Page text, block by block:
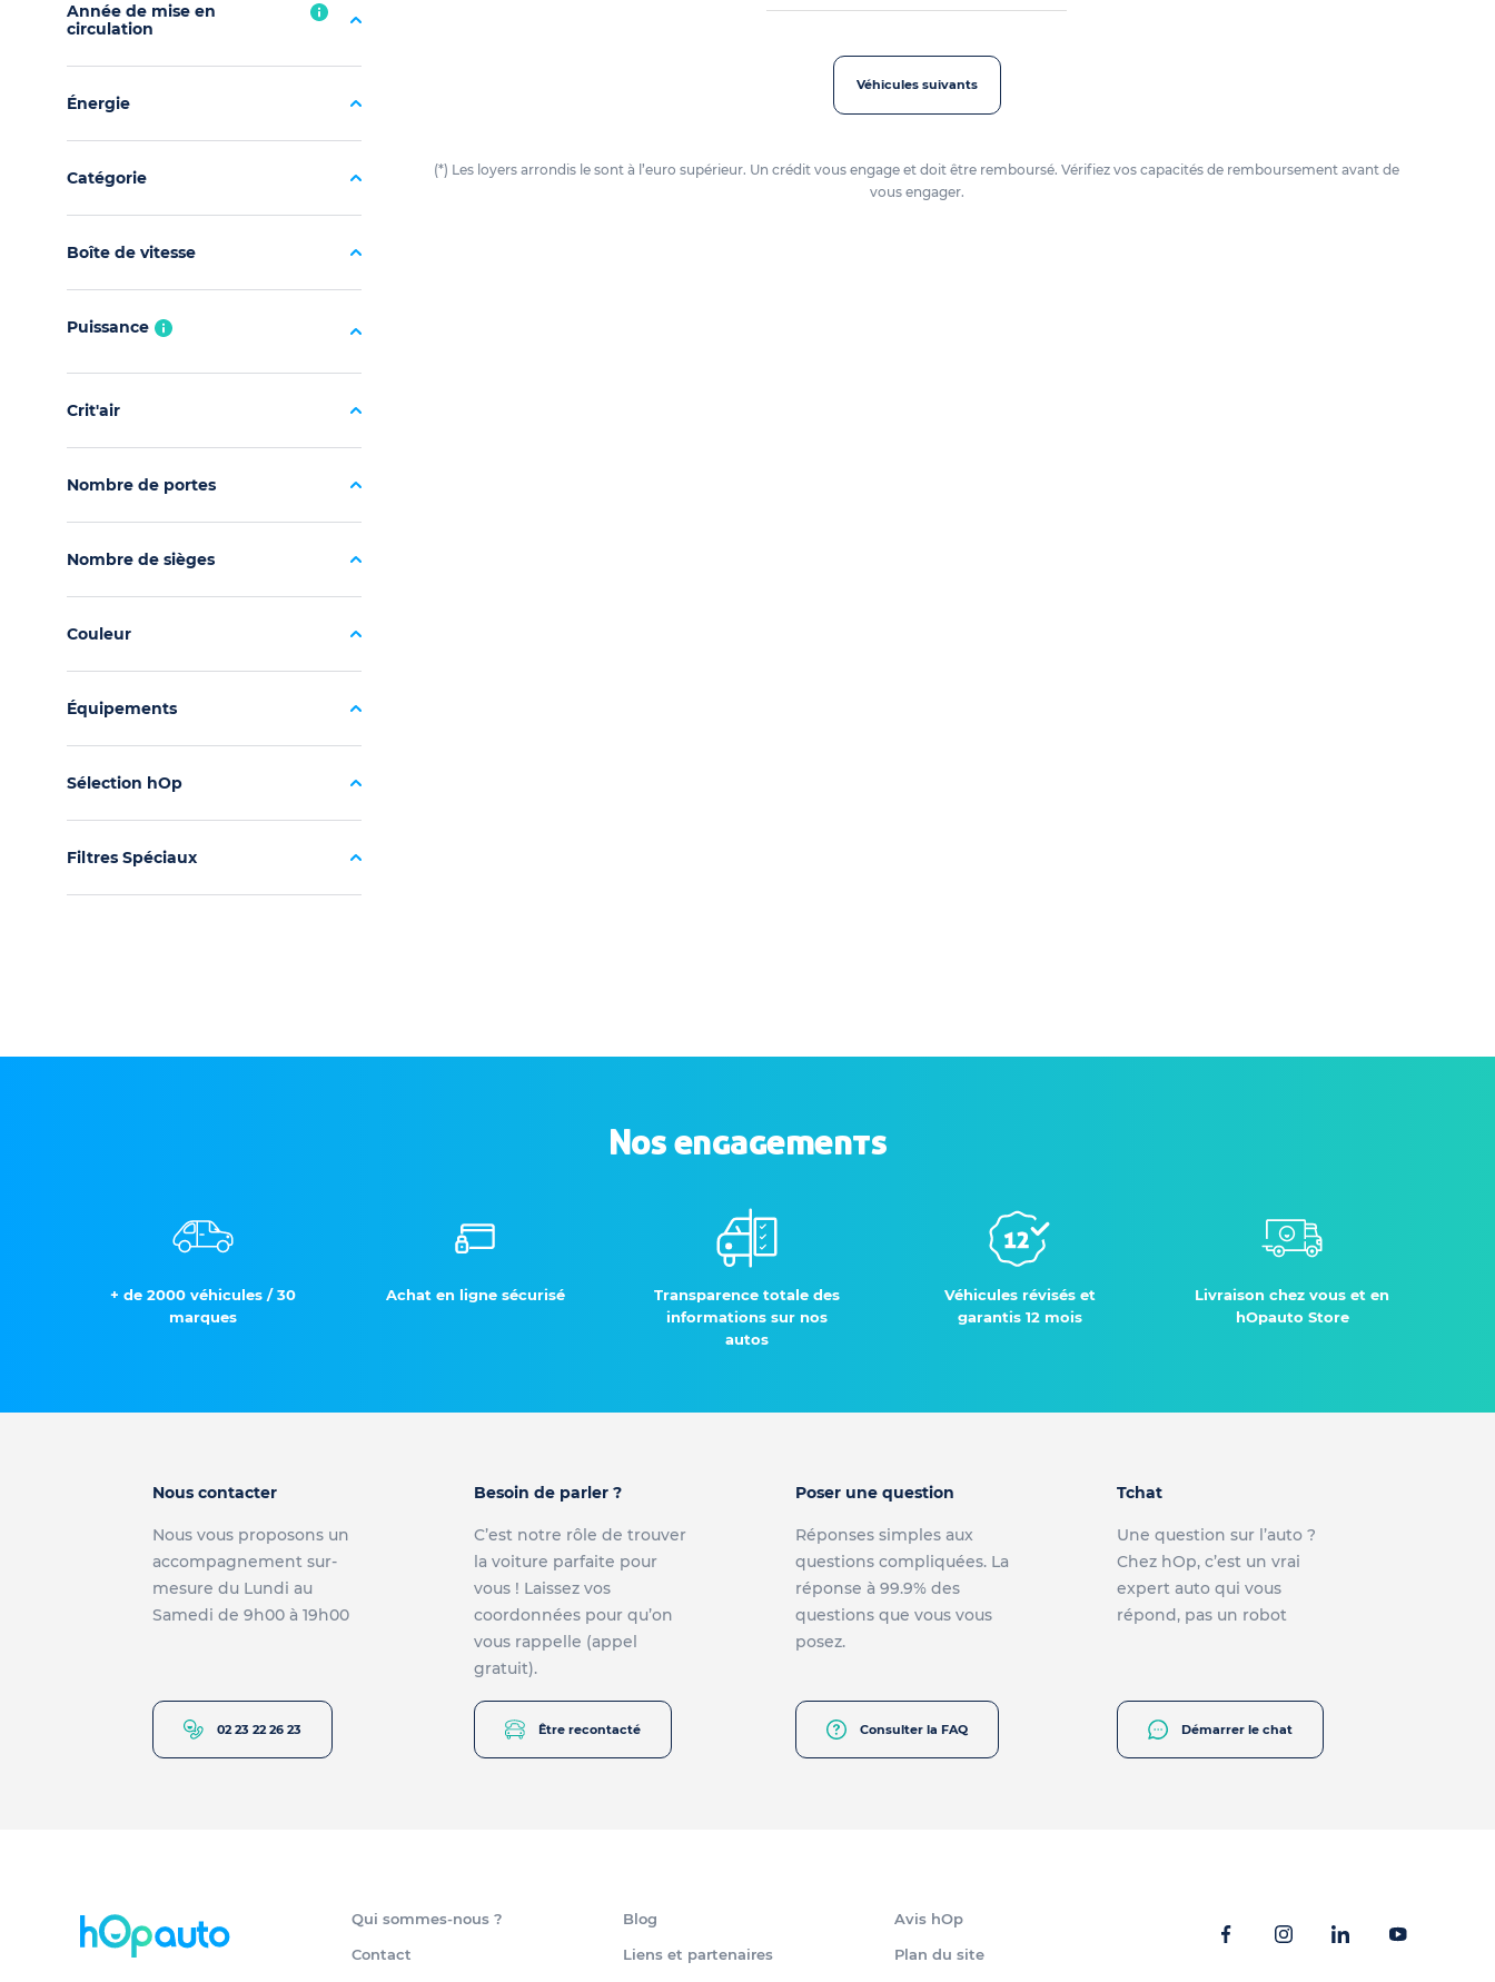
Année de mise en
circulation
Énergie
Catégorie
Boîte de vitesse
Puissance
Crit'air
Nombre de portes
Nombre de sièges
Couleur
Équipements
Sélection hOp
Filtres Spéciaux
Véhicules suivants
(*) Les loyers arrondis le sont à l’euro supérieur. Un crédit vous engage et doit être remboursé. Vérifiez vos capacités de remboursement avant de
vous engager.
Nos engagements
+ de 2000 véhicules / 30
marques
Achat en ligne sécurisé
Transparence totale des
informations sur nos
autos
Véhicules révisés et
garantis 12 mois
Livraison chez vous et en
hOpauto Store
Nous contacter
Nous vous proposons un
accompagnement sur-
mesure du Lundi au
Samedi de 9h00 à 19h00
02 23 22 26 23
Besoin de parler ?
C’est notre rôle de trouver
la voiture parfaite pour
vous ! Laissez vos
coordonnées pour qu’on
vous rappelle (appel
gratuit).
Être recontacté
Poser une question
Réponses simples aux
questions compliquées. La
réponse à 99.9% des
questions que vous vous
posez.
Consulter la FAQ
Tchat
Une question sur l’auto ?
Chez hOp, c’est un vrai
expert auto qui vous
répond, pas un robot
Démarrer le chat
Qui sommes-nous ?
Contact
Blog
Liens et partenaires
Avis hOp
Plan du site